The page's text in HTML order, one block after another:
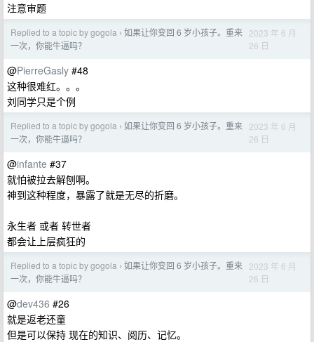
注意审题
Replied to a topic by gogola › 如果让你变回 6 岁小孩子。重来
一次，你能牛逼吗？
2023 年 6 月
26 日
@PierreGasly #48
这种很难红。。。
刘同学只是个例
Replied to a topic by gogola › 如果让你变回 6 岁小孩子。重来
一次，你能牛逼吗？
2023 年 6 月
26 日
@infante #37
就怕被拉去解刨啊。
神到这种程度，暴露了就是无尽的折磨。
永生者 或者 转世者
都会让上层疯狂的
Replied to a topic by gogola › 如果让你变回 6 岁小孩子。重来
一次，你能牛逼吗？
2023 年 6 月
26 日
@dev436 #26
就是返老还童
但是可以保持 现在的知识、阅历、记忆。